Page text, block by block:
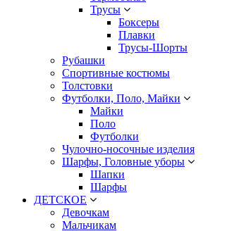
Трусы
Боксеры
Плавки
Трусы-Шорты
Рубашки
Спортивные костюмы
Толстовки
Футболки, Поло, Майки
Майки
Поло
Футболки
Чулочно-носочные изделия
Шарфы, Головные уборы
Шапки
Шарфы
ДЕТСКОЕ
Девочкам
Мальчикам